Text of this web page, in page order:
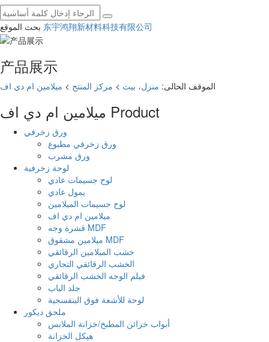
بحث الموقع 东宇鸿翔新材料科技有限公司
产品展示
الموقف الحالى: منزل، بيت > مركز المنتج > ميلامين ام دي اف
Product
ورق زخرفي
ورق زخرفي مطبوع
ورق مشرب
لوحة زخرفية
لوح جسيمات عادي
يمول عادي
لوح جسيمات الميلامين
ميلامين ام دي اف
قشرة وجه MDF
ميلامين مشقوق MDF
خشب الميلامين الرقائقي
الخشب الرقائقي التجاري
فيلم الوجه الخشب الرقائقي
جلد الباب
لوحة للأشعة فوق البنفسجية
ملحق ديكور
أبواب خزائن المطبخ/خزانة الملابس
هيكل الخزانة